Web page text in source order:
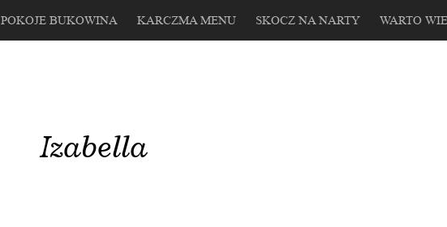
POKOJE BUKOWINA KARCZMA MENU SKOCZ NA NARTY WARTO
Izabella